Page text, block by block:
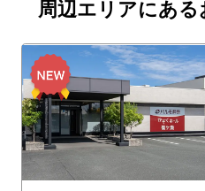
周辺エリアにあ